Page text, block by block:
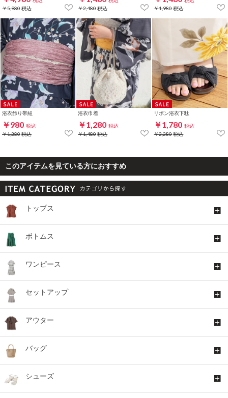
￥5,980税込
￥2,480税込
￥1,980税込
浴衣飾り帯紐
￥980 税込
￥1,280税込
浴衣巾着
￥1,280 税込
￥1,480税込
リボン浴衣下駄
￥1,780 税込
￥2,280税込
このアイテムを見ている方におすすめ
トップス
ボトムス
ワンピース
セットアップ
アウター
バッグ
シューズ